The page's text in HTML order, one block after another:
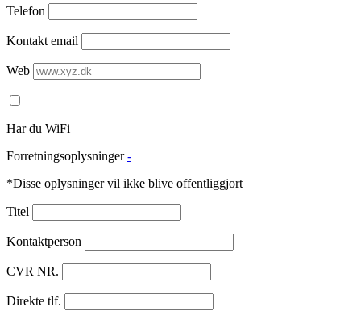
Telefon
Kontakt email
Web
Har du WiFi
Forretningsoplysninger -
*Disse oplysninger vil ikke blive offentliggjort
Titel
Kontaktperson
CVR NR.
Direkte tlf.